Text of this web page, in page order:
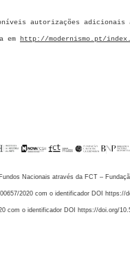
autorizações adicionais
em http://modernismo.pt/
Nacionais através da FCT –
2020 com o identificador DOI https://
com o identificador DOI https://doi.org/